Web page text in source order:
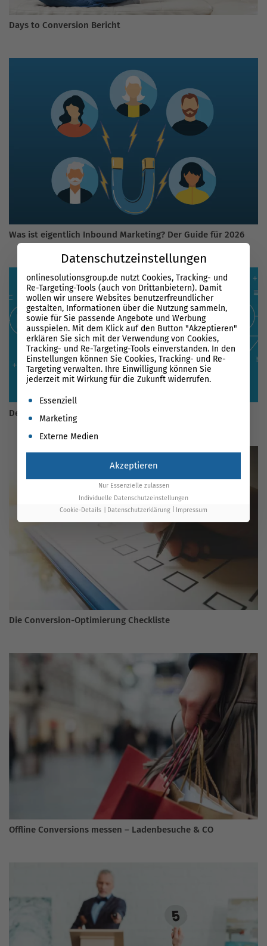
Days to Conversion Bericht
Was ist eigentlich Inbound Marketing? Der Guide für 2026
Der ultimative Guide für Google Ads 2026
Die Conversion-Optimierung Checkliste
Offline Conversions messen – Ladenbesuche & CO
Datenschutzeinstellungen
onlinesolutionsgroup.de nutzt Cookies, Tracking- und
Re-Targeting-Tools (auch von Drittanbietern). Damit
wollen wir unsere Websites benutzerfreundlicher
gestalten, Informationen über die Nutzung sammeln,
sowie für Sie passende Angebote und Werbung
ausspielen. Mit dem Klick auf den Button "Akzeptieren"
erklären Sie sich mit der Verwendung von Cookies,
Tracking- und Re-Targeting-Tools einverstanden. In den
Einstellungen können Sie Cookies, Tracking- und Re-
Targeting verwalten. Ihre Einwilligung können Sie
jederzeit mit Wirkung für die Zukunft widerrufen.
Es folgt eine Liste der Service-Gruppen, für die eine
Essenziell
Marketing
Externe Medien
Akzeptieren
Nur Essenzielle zulassen
Individuelle Datenschutzeinstellungen
Cookie-Details
Datenschutzerklärung Impressum